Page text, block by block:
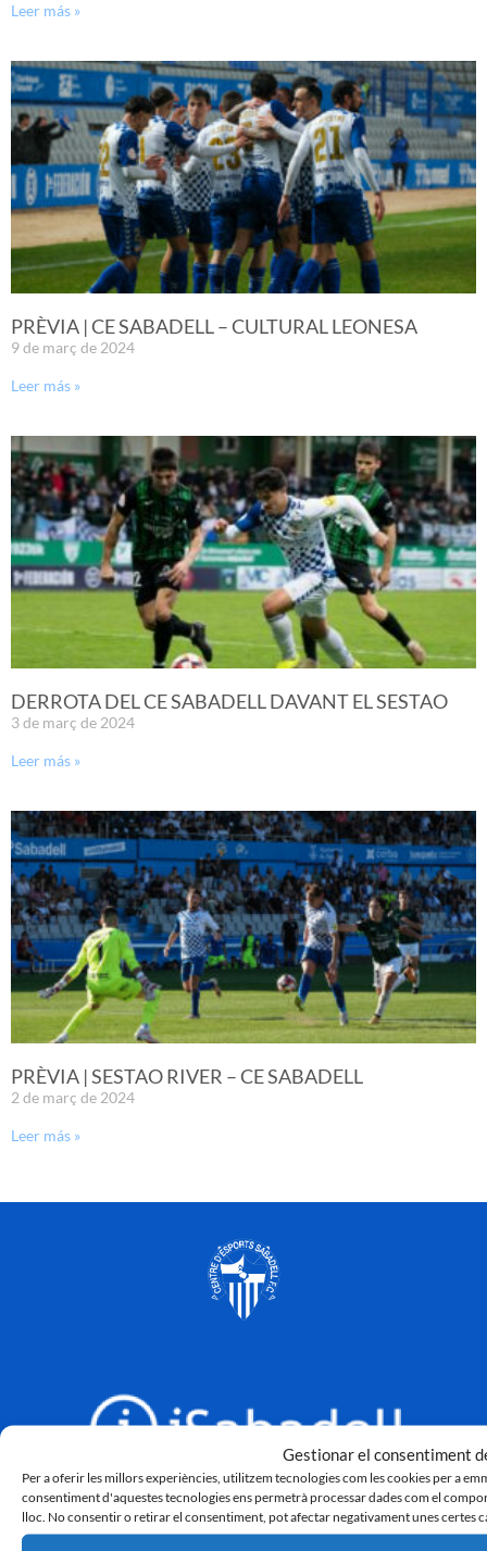
Gestionar el consentiment
Per a oferir les millors experiències, utilitzem tecnologies com les cookies per a
consentiment d'aquestes tecnologies ens permetrà processar dades com el
lloc. No consentir o retirar el consentiment, pot afectar negativament unes certes
Leer más »
PRÈVIA | CE SABADELL – CULTURAL LEONESA
9 de març de 2024
Leer más »
DERROTA DEL CE SABADELL DAVANT EL SESTAO
3 de març de 2024
Leer más »
PRÈVIA | SESTAO RIVER – CE SABADELL
2 de març de 2024
Leer más »